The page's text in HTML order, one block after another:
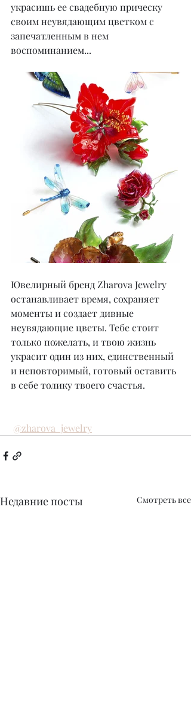
украсишь ее свадебную прическу
своим неувядающим цветком с
запечатленным в нем
воспоминанием...
Ювелирный бренд Zharova Jewelry
останавливает время, сохраняет
моменты и создает дивные
неувядающие цветы. Тебе стоит
только пожелать, и твою жизнь
украсит один из них, единственный
и неповторимый, готовый оставить
в себе толику твоего счастья.
@zharova_jewelry
Недавние посты Смотреть все